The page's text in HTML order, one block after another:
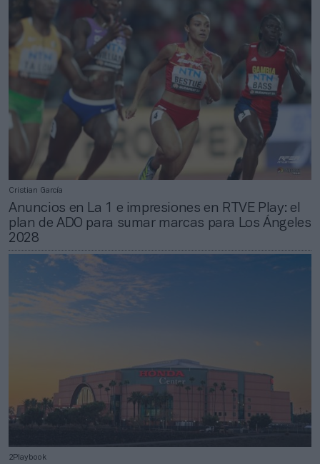
Cristian García
Anuncios en La 1 e impresiones en RTVE Play: el
plan de ADO para sumar marcas para Los Ángeles
2028
2Playbook